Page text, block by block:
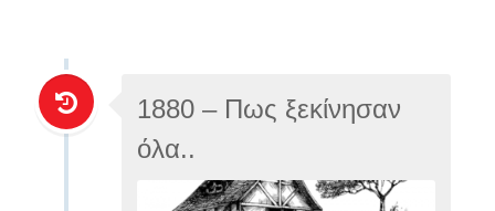
1880 – Πως ξεκίνησαν
όλα..